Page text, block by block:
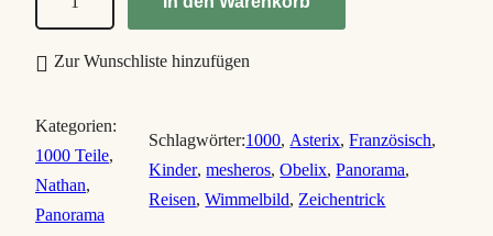
v
y
a
g
e
Zur Wunschliste hinzufügen
Kategorien:
1000 Teile,
Nathan,
Panorama
Schlagwörter:1000, Asterix, Französisch,
Kinder, mesheros, Obelix, Panorama,
Reisen, Wimmelbild, Zeichentrick